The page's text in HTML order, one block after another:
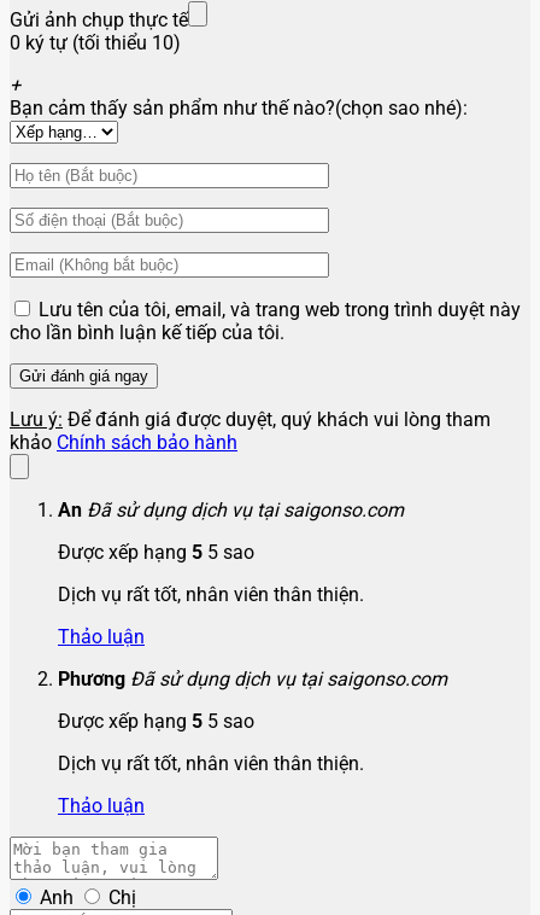
Gửi ảnh chụp thực tế
0 ký tự (tối thiểu 10)
+
Bạn cảm thấy sản phẩm như thế nào?(chọn sao nhé):
Lưu tên của tôi, email, và trang web trong trình duyệt này
cho lần bình luận kế tiếp của tôi.
Lưu ý: Để đánh giá được duyệt, quý khách vui lòng tham
khảo Chính sách bảo hành
An Đã sử dụng dịch vụ tại saigonso.com
Được xếp hạng 5 5 sao
Dịch vụ rất tốt, nhân viên thân thiện.
Thảo luận
Phương Đã sử dụng dịch vụ tại saigonso.com
Được xếp hạng 5 5 sao
Dịch vụ rất tốt, nhân viên thân thiện.
Thảo luận
Anh Chị